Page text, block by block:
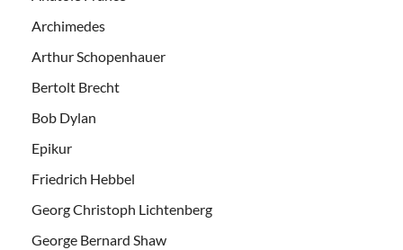
Archimedes
Arthur Schopenhauer
Bertolt Brecht
Bob Dylan
Epikur
Friedrich Hebbel
Georg Christoph Lichtenberg
George Bernard Shaw